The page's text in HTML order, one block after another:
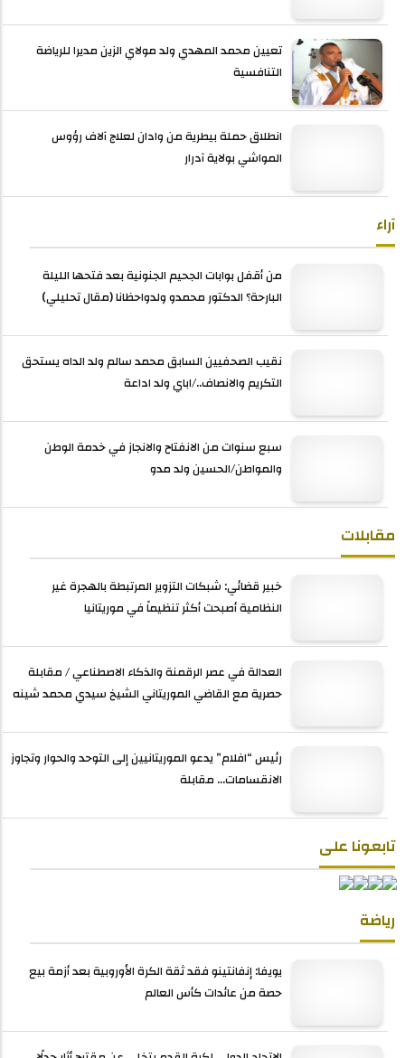
تعيين محمد المهدي ولد مولاي الزين مديرا للرياضة
التنافسية
انطلاق حملة بيطرية من وادان لعلاج آلاف رؤوس
المواشي بولاية آدرار
آراء
من أقفل بوابات الجحيم الجنونية بعد فتحها الليلة
البارحة؟ الدكتور محمدو ولدواحظانا (مقال تحليلي)
نقيب الصحفيين السابق محمد سالم ولد الداه يستحق
التكريم والانصاف../اباي ولد اداعة
سبع سنوات من الانفتاح والانجاز في خدمة الوطن
والمواطن/الحسين ولد مدو
مقابلات
خبير قضائي: شبكات التزوير المرتبطة بالهجرة غير
النظامية أصبحت أكثر تنظيماً في موريتانيا
العدالة في عصر الرقمنة والذكاء الاصطناعي / مقابلة
حصرية مع القاضي الموريتاني الشيخ سيدي محمد شينه
رئيس “افلام” يدعو الموريتانيين إلى التوحد والحوار وتجاوز
الانقسامات... مقابلة
تابعونا على
رياضة
يويفا: إنفانتينو فقد ثقة الكرة الأوروبية بعد أزمة بيع
حصة من عائدات كأس العالم